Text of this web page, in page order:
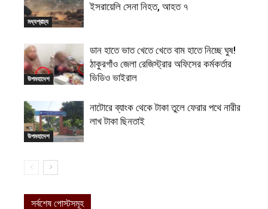
মধ্যপ্রাচ্য
ইসরায়েলি সেনা নিহত, আহত ৭
উপমহাদেশ
ডান হাতে ভাত খেতে খেতে বাম হাতে নিচ্ছে ঘুষ!
ঠাকুরগাঁও জেলা রেজিস্ট্রার অফিসের কর্মকর্তার
ভিডিও ভাইরাল
উপমহাদেশ
নাটোরে ব্যাংক থেকে টাকা তুলে ফেরার পথে নারীর
লাখ টাকা ছিনতাই
সর্বশেষ পোস্টসমূহ